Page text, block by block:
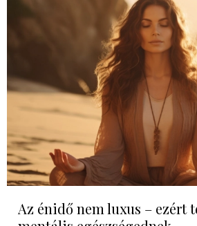
Az énidő nem luxus – ezért